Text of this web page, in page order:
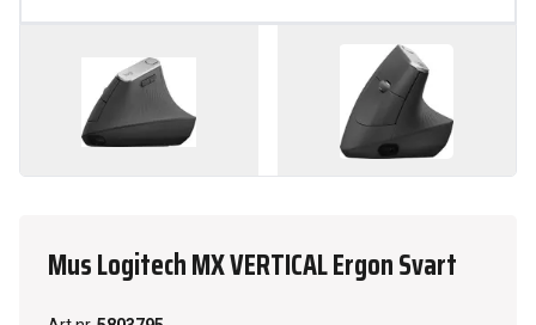
Mus Logitech MX VERTICAL Ergon Svart